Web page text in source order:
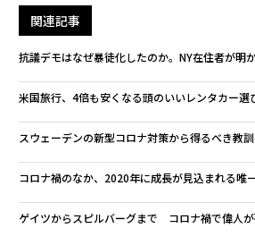
関連記事
抗議デモはなぜ暴徒化したのか。NY在住者が明
米国旅行、4倍も安くなる頭のいいレンタカー選
スウェーデンの新型コロナ対策から得るべき教
コロナ禍のなか、2020年に成長が見込まれる唯
ゲイツからスピルバーグまで コロナ禍で偉人